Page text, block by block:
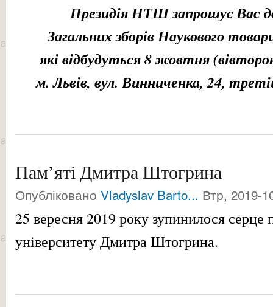
Президія НТШ запрошує Вас
Загальних зборів Наукового
які відбудуться 8 жовтня
м. Львів, вул. Винниченка, 24,
Пам’яті Дмитра Штогрина
Опубліковано Vladyslav Barto... Втр, 2019-
25 вересня 2019 року зупинилося серце
університету Дмитра Штогрина.